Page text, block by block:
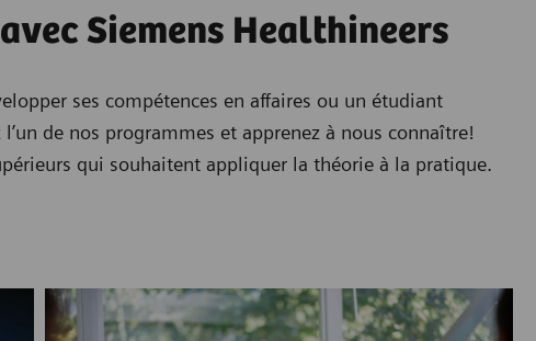
Siemens Healthineers
ses compétences en affaires ou un étudiant
de nos programmes et apprenez à nous connaître!
qui souhaitent appliquer la théorie à la pratique.